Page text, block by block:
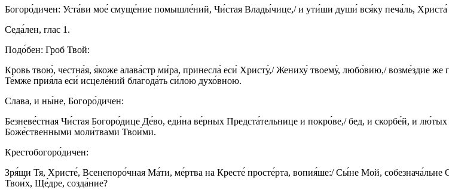
Богоро́дичен: Уста́ви мое́ смуще́ние помышле́ний, Чи́стая Влады́чице,/ и ути́ши души́ вся́ку печа́ль,
Седа́лен, глас 1.
Подо́бен: Гроб Твой:
Кровь твою́, честна́я, я́коже алава́стр ми́ра, принесла́ еси́ Христу́,/ Жениху́ твоему́, любо́вию,/ возме́здие
Те́мже прия́ла еси́ исцеле́ний благода́ть си́лою духо́вною.
Слава, и ны́не, Богоро́дичен:
Безневе́стная Чи́стая Богоро́дице Де́во, еди́на ве́рных Предста́тельнице и покро́ве,/ бед, и скорбе́й, и
Боже́ственными моли́твами Твои́ми.
Крестобогоро́дичен:
Зря́щи Тя, Христе́, Всенепоро́чная Ма́ти, ме́ртва на Кресте́ просте́рта, вопия́ше:/ Сы́не Мой,
Твои́х, Ще́дре, созда́ние?